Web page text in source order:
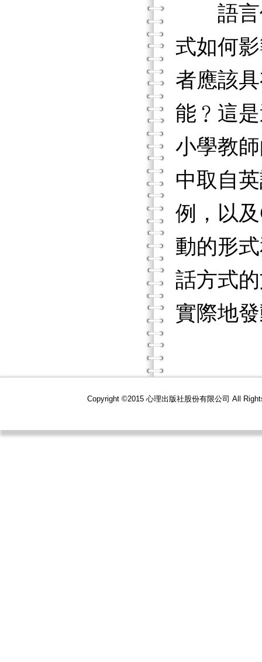
語言使
式如何
者應該
能﹖這
小學教
中取自
例，以
動的形
話方式
實際地
Copyright ©2015 心理出版社股份有限公司 All